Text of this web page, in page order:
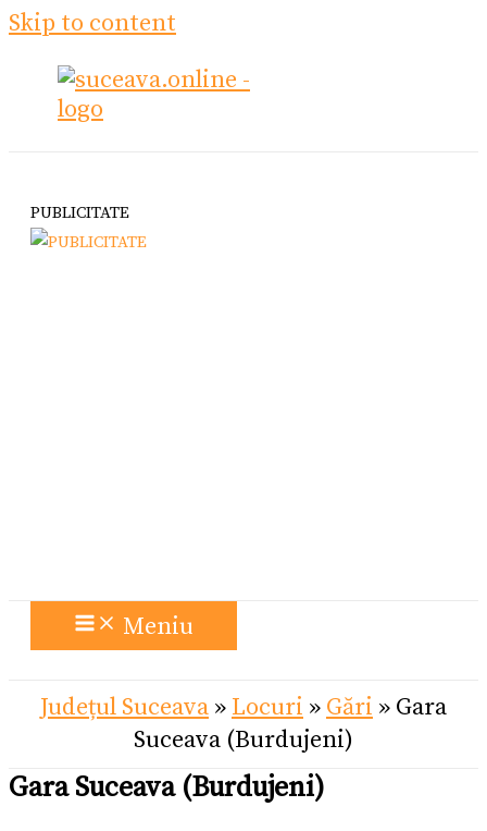
Skip to content
PUBLICITATE
Meniu
Județul Suceava » Locuri » Gări » Gara
Suceava (Burdujeni)
Gara Suceava (Burdujeni)